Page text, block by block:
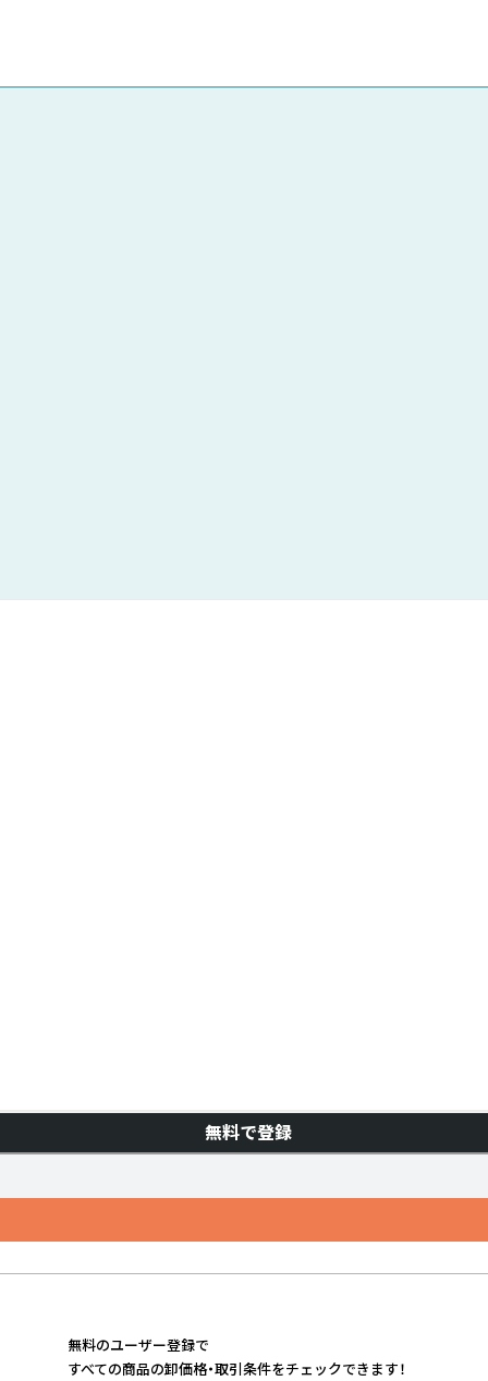
無料で登録
無料のユーザー登録で
すべての商品の卸価格・取引条件をチェックできます！